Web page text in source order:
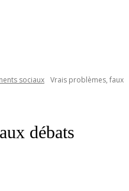
sociaux Vrais problèmes, faux
débats